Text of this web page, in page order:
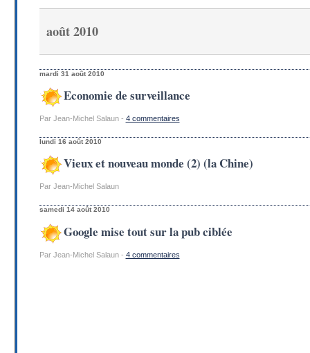
août 2010
mardi 31 août 2010
Economie de surveillance
Par Jean-Michel Salaun - 4 commentaires
lundi 16 août 2010
Vieux et nouveau monde (2) (la Chine)
Par Jean-Michel Salaun
samedi 14 août 2010
Google mise tout sur la pub ciblée
Par Jean-Michel Salaun - 4 commentaires